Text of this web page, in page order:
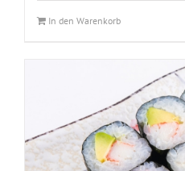
In den Warenkorb